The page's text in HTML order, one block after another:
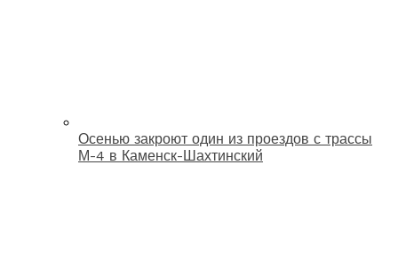
Осенью закроют один из проездов с трассы
М-4 в Каменск-Шахтинский